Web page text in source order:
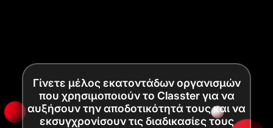
Γίνετε μέλος εκατοντάδων οργανισμών
που χρησιμοποιούν το Classter για να
αυξήσουν την αποδοτικότητά τους και να
εκσυγχρονίσουν τις διαδικασίες τους